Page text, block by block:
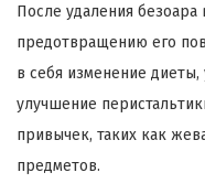
После удаления безоара
предотвращению его
в себя изменение
улучшение
привычек, таких как
предметов.